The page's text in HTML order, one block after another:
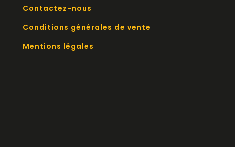
Contactez-nous
Conditions générales de vente
Mentions légales